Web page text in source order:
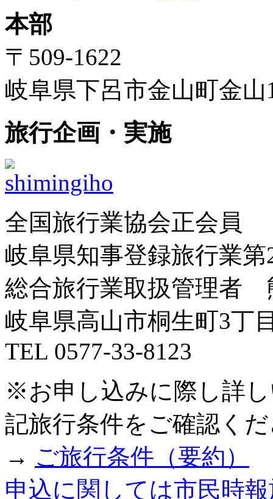
本部
〒 509-1622
岐阜県下呂市金山町金山
旅行企画・実施
全国旅行業協会正会員
岐阜県知事登録旅行業第
総合旅行業取扱管理者
岐阜県高山市桐生町3丁
TEL 0577-33-8123
※お申し込みに際し詳
記旅行条件をご確認く
→ ご旅行条件（要約）
申込に関しては市民時